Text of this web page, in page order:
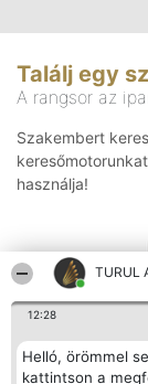
TURUL
12:28
Helló, örömmel
kattintson a
Találj egy
A rangsor az
Szakembert
használja!